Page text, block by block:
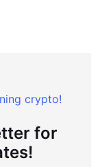
crypto!
for